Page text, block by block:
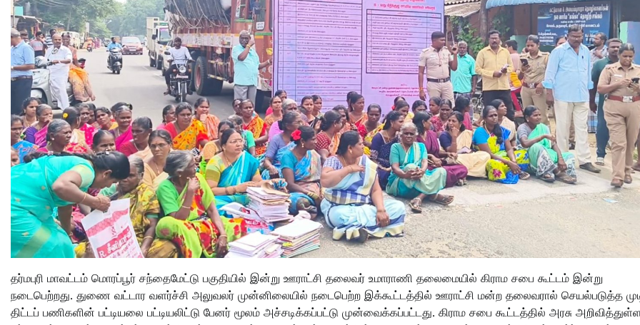
தர்மபுரி மாவட்டம் மொரப்பூர் சந்தைமேட்டு பகுதியில் இன்று ஊராட்சி தலைவர் உமாராணி தலைமையில் கிராம சபை கூட்டம் இன்று
நடைபெற்றது. துணை வட்டார வளர்ச்சி அலுவலர் முன்னிலையில் நடைபெற்ற இக்கூட்டத்தில் ஊராட்சி மன்ற தலைவரால் செயல்படுத்த
திட்டப் பணிகளின் பட்டியலை பட்டியலிட்டு பேனர் மூலம் அச்சடிக்கப்பட்டு முன்வைக்கப்பட்டது. கிராம சபை கூட்டத்தில் அரசு